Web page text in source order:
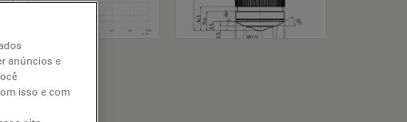
anúncios e
isso e com